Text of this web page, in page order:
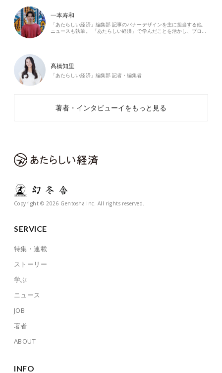
一本寿和
「あたらしい経済」編集部 記事のバナーデザインを主に担当する他、
ニュースも執筆。 「あたらしい経済」で学んだことを活かし、ブロ…
髙橋知里
「あたらしい経済」編集部 記者・編集者
著者・インタビューイをもっと見る
Copyright © 2026 Gentosha Inc. All rights reserved.
SERVICE
特集・連載
ストーリー
学ぶ
ニュース
JOB
著者
ABOUT
INFO